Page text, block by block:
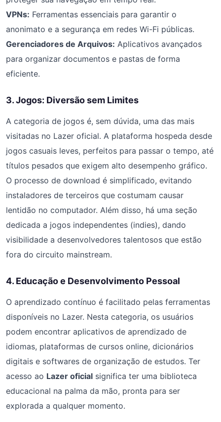
VPNs: Ferramentas essenciais para garantir o
anonimato e a segurança em redes Wi-Fi públicas.
Gerenciadores de Arquivos: Aplicativos avançados
para organizar documentos e pastas de forma
eficiente.
3. Jogos: Diversão sem Limites
A categoria de jogos é, sem dúvida, uma das mais
visitadas no Lazer oficial. A plataforma hospeda desde
jogos casuais leves, perfeitos para passar o tempo, até
títulos pesados que exigem alto desempenho gráfico.
O processo de download é simplificado, evitando
instaladores de terceiros que costumam causar
lentidão no computador. Além disso, há uma seção
dedicada a jogos independentes (indies), dando
visibilidade a desenvolvedores talentosos que estão
fora do circuito mainstream.
4. Educação e Desenvolvimento Pessoal
O aprendizado contínuo é facilitado pelas ferramentas
disponíveis no Lazer. Nesta categoria, os usuários
podem encontrar aplicativos de aprendizado de
idiomas, plataformas de cursos online, dicionários
digitais e softwares de organização de estudos. Ter
acesso ao Lazer oficial significa ter uma biblioteca
educacional na palma da mão, pronta para ser
explorada a qualquer momento.